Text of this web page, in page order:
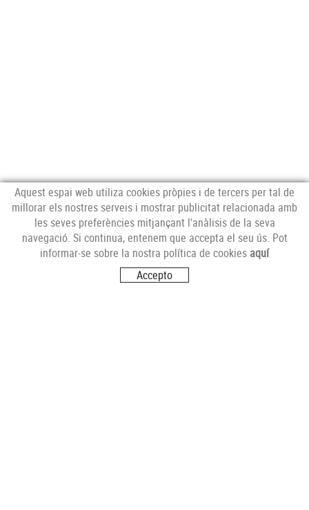
NEWSLETTER
Aquest espai web utiliza cookies pròpies i de tercers per tal de
millorar els nostres serveis i mostrar publicitat relacionada amb
les seves preferències mitjançant l'anàlisis de la seva
navegació. Si continua, entenem que accepta el seu ús. Pot
informar-se sobre la nostra política de cookies aquí
Accepto